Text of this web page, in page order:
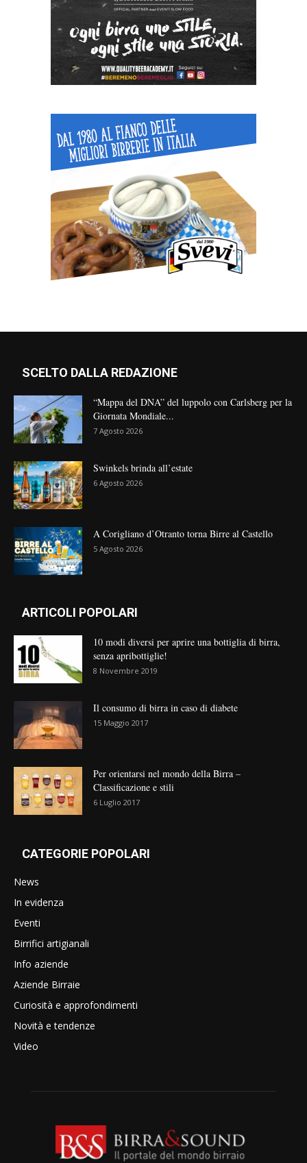
SCELTO DALLA REDAZIONE
“Mappa del DNA” del luppolo con Carlsberg per la
Giornata Mondiale...
7 Agosto 2026
Swinkels brinda all’estate
6 Agosto 2026
A Corigliano d’Otranto torna Birre al Castello
5 Agosto 2026
ARTICOLI POPOLARI
10 modi diversi per aprire una bottiglia di birra,
senza apribottiglie!
8 Novembre 2019
Il consumo di birra in caso di diabete
15 Maggio 2017
Per orientarsi nel mondo della Birra –
Classificazione e stili
6 Luglio 2017
CATEGORIE POPOLARI
News
In evidenza
Eventi
Birrifici artigianali
Info aziende
Aziende Birraie
Curiosità e approfondimenti
Novità e tendenze
Video